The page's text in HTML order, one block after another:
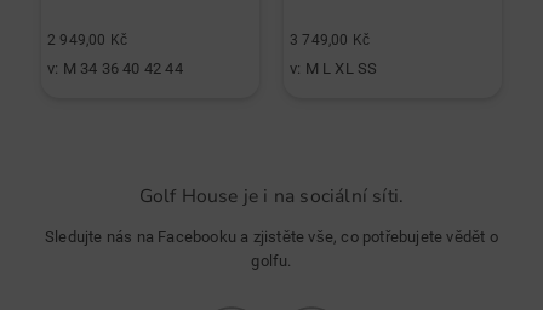
2 949,00 Kč
v: M 34 36 40 42 44
3 749,00 Kč
v: M L XL SS
Golf House je i na sociální síti.
Sledujte nás na Facebooku a zjistěte vše, co potřebujete vědět o
golfu.